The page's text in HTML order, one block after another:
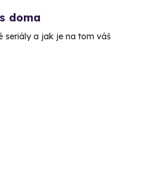
doma
seriály a jak je na tom váš